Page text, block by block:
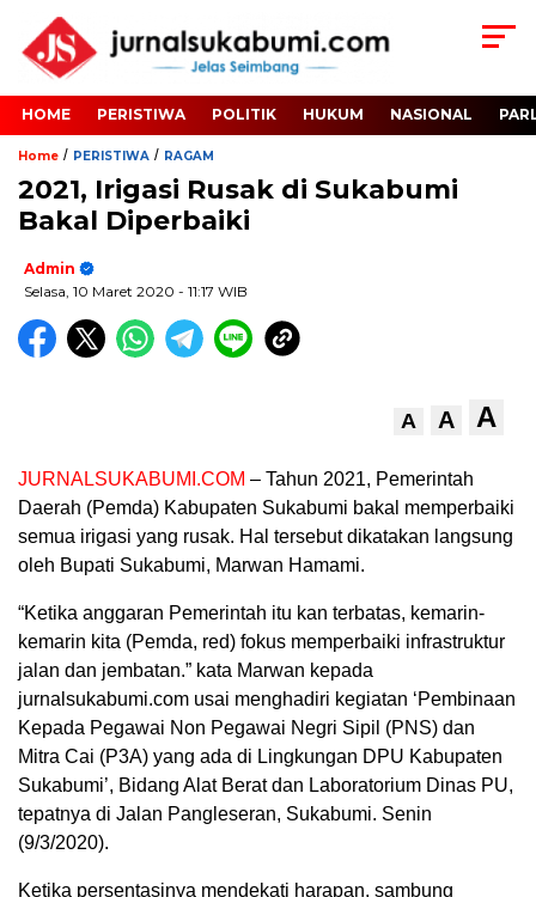
HOME PERISTIWA POLITIK HUKUM NASIONAL
Home / PERISTIWA / RAGAM
2021, Irigasi Rusak di Sukabumi
Bakal Diperbaiki
Admin
Selasa, 10 Maret 2020 - 11:17 WIB
A A A
JURNALSUKABUMI.COM – Tahun 2021, Pemerintah
Daerah (Pemda) Kabupaten Sukabumi bakal memperbaiki
semua irigasi yang rusak. Hal tersebut dikatakan langsung
oleh Bupati Sukabumi, Marwan Hamami.
“Ketika anggaran Pemerintah itu kan terbatas, kemarin-
kemarin kita (Pemda, red) fokus memperbaiki infrastruktur
jalan dan jembatan.” kata Marwan kepada
jurnalsukabumi.com usai menghadiri kegiatan ‘Pembinaan
Kepada Pegawai Non Pegawai Negri Sipil (PNS) dan
Mitra Cai (P3A) yang ada di Lingkungan DPU Kabupaten
Sukabumi’, Bidang Alat Berat dan Laboratorium Dinas PU,
tepatnya di Jalan Pangleseran, Sukabumi. Senin
(9/3/2020).
Ketika persentasinya mendekati harapan, sambung